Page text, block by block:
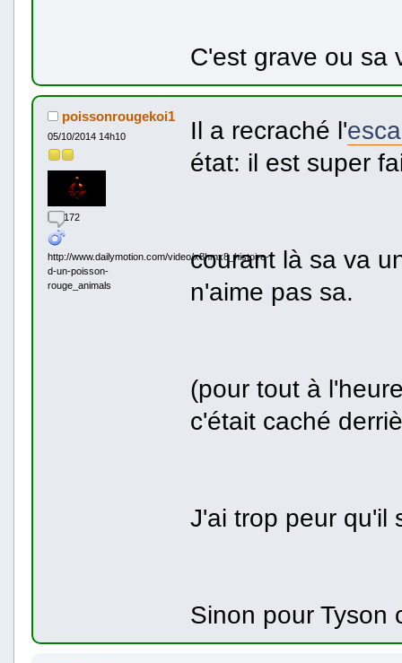
C'est grave ou sa
poissonrougekoi1
05/10/2014 14h10
172
http://www.dailymotion.com/video/x8hmx8_histoire-
d-un-poisson-
rouge_animals
Il a recraché l'
état: il est super
courant là sa va
n'aime pas sa.
(pour tout à
c'était caché
J'ai trop peur qu'il
Sinon pour Tyson